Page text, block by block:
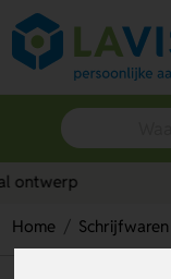
Home Schrijfwaren